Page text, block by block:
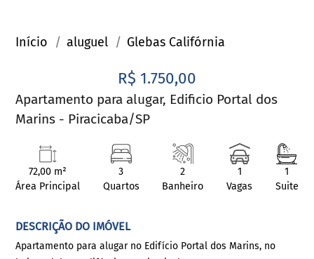
Início aluguel Glebas Califórnia
R$ 1.750,00
Apartamento para alugar, Edificio Portal dos
Marins - Piracicaba/SP
72,00 m²
Área Principal
3
Quartos
2
Banheiro
1
Vagas
1
Suite
DESCRIÇÃO DO IMÓVEL
Apartamento para alugar no Edifício Portal dos Marins, no